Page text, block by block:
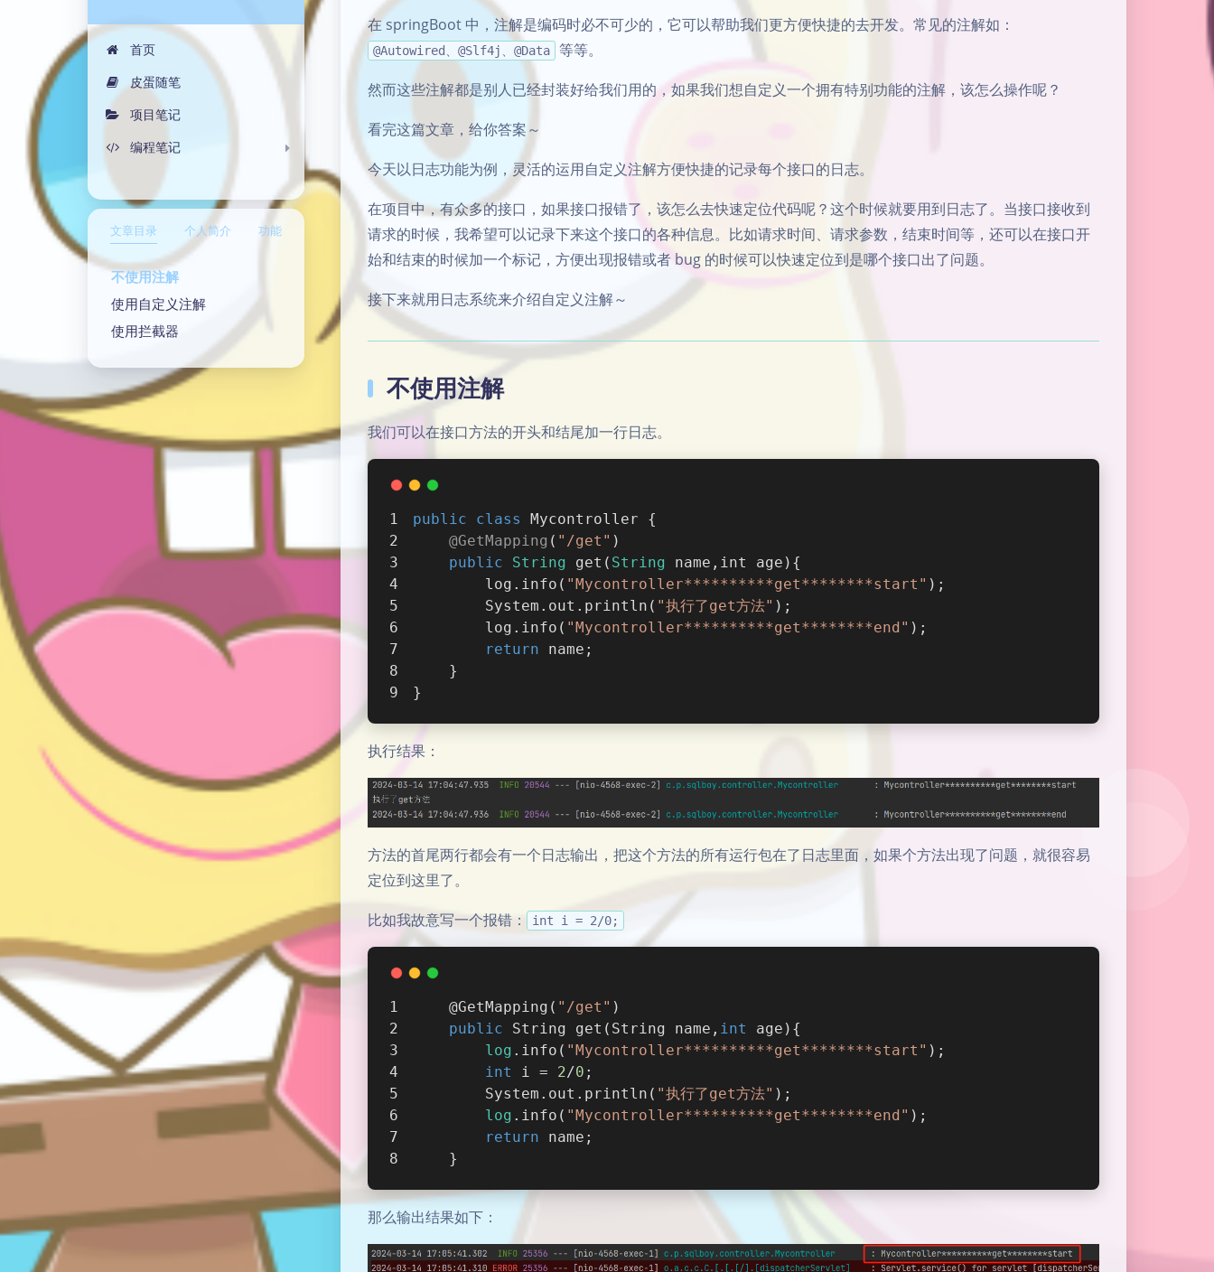
首页
皮蛋随笔
项目笔记
编程笔记
文章目录 个人简介 功能
不使用注解
使用自定义注解
使用拦截器
在 springBoot 中，注解是编码时必不可少的，它可以帮助我们更方便快捷的去开发。常见的注解如：
@Autowired、@Slf4j、@Data
等等。
然而这些注解都是别人已经封装好给我们用的，如果我们想自定义一个拥有特别功能的注解，该怎么操作呢？
看完这篇文章，给你答案～
今天以日志功能为例，灵活的运用自定义注解方便快捷的记录每个接口的日志。
在项目中，有众多的接口，如果接口报错了，该怎么去快速定位代码呢？这个时候就要用到日志了。当接口接收到
请求的时候，我希望可以记录下来这个接口的各种信息。比如请求时间、请求参数，结束时间等，还可以在接口开
始和结束的时候加一个标记，方便出现报错或者 bug 的时候可以快速定位到是哪个接口出了问题。
接下来就用日志系统来介绍自定义注解～
不使用注解
我们可以在接口方法的开头和结尾加一行日志。
public class Mycontroller
{
@GetMapping ( "/get" )
public
String get ( String name,int age ) {
        log.info(
"Mycontroller**********get********start" );
        System.out.println(
"执行了get方法" );
        log.info(
"Mycontroller**********get********end" );
return name;
    }
}
执行结果：
方法的首尾两行都会有一个日志输出，把这个方法的所有运行包在了日志里面，如果个方法出现了问题，就很容易
定位到这里了。
比如我故意写一个报错：
int i = 2/0;
    @GetMapping(
"/get" )
public String get (String name, int age) {
log .info( "Mycontroller**********get********start" );
int
i = 2/0 ;
        System.out.println(
"执行了get方法" );
log .info( "Mycontroller**********get********end" );
return name;
    }
那么输出结果如下：